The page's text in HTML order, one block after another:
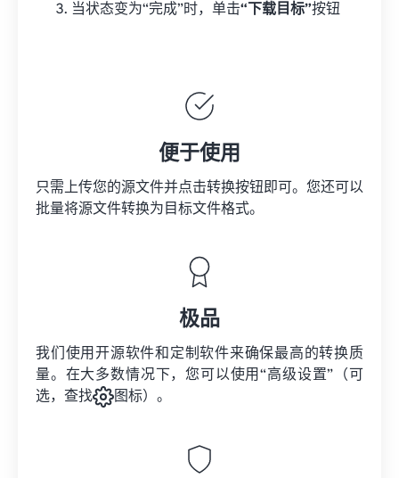
当状态变为“完成”时，单击“下载目标”按钮
便于使用
只需上传您的源文件并点击转换按钮即可。您还可以
批量将源文件转换为目标文件格式。
极品
我们使用开源软件和定制软件来确保最高的转换质
量。在大多数情况下，您可以使用“高级设置”（可
选，查找
图标）。